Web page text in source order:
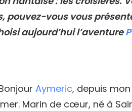
pouvez-vous vous
aujourd’hui l’aventure
Aymeric, depuis
Marin de cœur, né à